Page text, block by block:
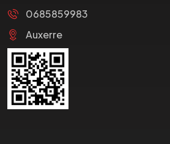
0685859983
Auxerre